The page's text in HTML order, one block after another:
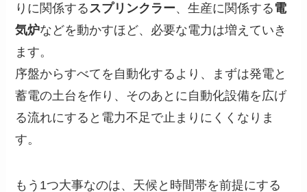
りに関係する スプリンクラー、生産に関係する電
気炉などを動かすほど、必要な電力は増えていき
ます。
序盤からすべてを自動化するより、まずは発電と
蓄電の土台を作り、そのあとに自動化設備を広げ
る流れにすると電力不足で止まりにくくなりま
す。
もう1つ大事なのは、天候と時間帯を前提にする